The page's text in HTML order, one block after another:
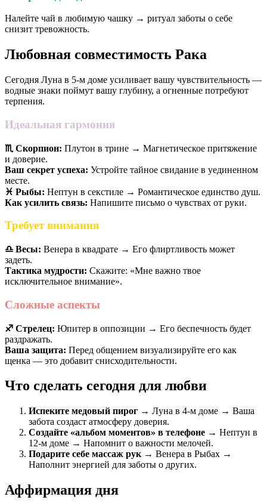
Налейте чай в любимую чашку → ритуал заботы о себе
снизит тревожность.
Любовная совместимость Рака
Сегодня Луна в 5-м доме усиливает вашу чувствительность —
водные знаки поймут вашу глубину, а огненные потребуют
терпения.
Идеальная гармония
♏️ Скорпион: Плутон в трине → Магнетическое притяжение
и доверие.
Ваш секрет успеха: Устройте тайное свидание в уединенном
месте.
♓️ Рыбы: Нептун в секстиле → Романтическое единство душ.
Как усилить связь: Напишите письмо о чувствах от руки.
Требует внимания
♎️ Весы: Венера в квадрате → Его флиртливость может
задеть.
Тактика мудрости: Скажите: «Мне важно твое
исключительное внимание».
Сложные аспекты
♐️ Стрелец: Юпитер в оппозиции → Его беспечность будет
раздражать.
Ваша защита: Перед общением визуализируйте его как
щенка — это добавит снисходительности.
Что сделать сегодня для любви
Испеките медовый пирог → Луна в 4-м доме → Ваша
забота создаст атмосферу доверия.
Создайте «альбом моментов» в телефоне → Нептун в
12-м доме → Напомнит о важности мелочей.
Подарите себе массаж рук → Венера в Рыбах →
Наполнит энергией для заботы о других.
Аффирмация дня